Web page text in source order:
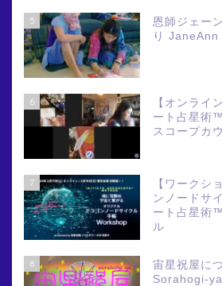
5
恩師ジェー
り
6
【オンライ
ート占星術
スコープカ
7
【ワークシ
ンノードサ
ート占星術
ル
8
宙星祝屋に
Sorahogi-ya